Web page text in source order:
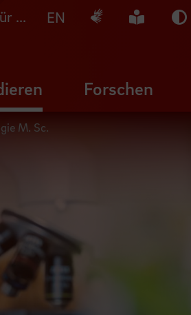
... EN DeutscheLeichte
Forschen
M. Sc.